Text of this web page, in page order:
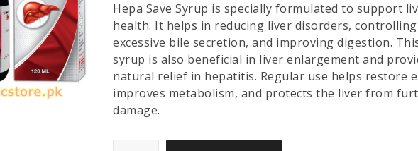
Hepa Save Syrup is specially formulated to support
health. It helps in reducing liver disorders, controlling
excessive bile secretion, and improving digestion.
syrup is also beneficial in liver enlargement and
natural relief in hepatitis. Regular use helps restore
improves metabolism, and protects the liver from
damage.